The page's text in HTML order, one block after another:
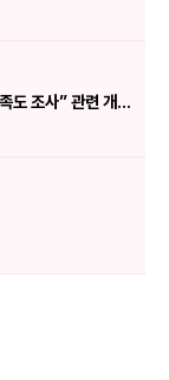
“2026년 서울특별시 시립청소년시설 운영평가 만족도 조사” 관련 개인정보 제3자 제공사항 알림